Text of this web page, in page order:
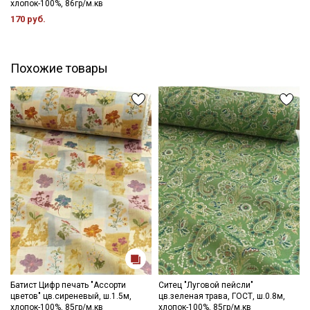
- стирка до 60C
- запрещены отбеливатели (исключение белые цвета)
Цветопередача (тон) может отличаться от оригинального
цвета ткани в зависимости от настроек вашего монитора и в
зависимости от партии.
хлопок-100%, 86гр/м.кв
170 руб.
Похожие товары
Батист Цифр печать "Ассорти
цветов" цв.сиреневый, ш.1.5м,
хлопок-100%, 85гр/м.кв
Ситец "Луговой пейсли"
цв.зеленая трава, ГОСТ, ш.0.8м,
хлопок-100%, 85гр/м.кв
Секретная рассылка от Купава